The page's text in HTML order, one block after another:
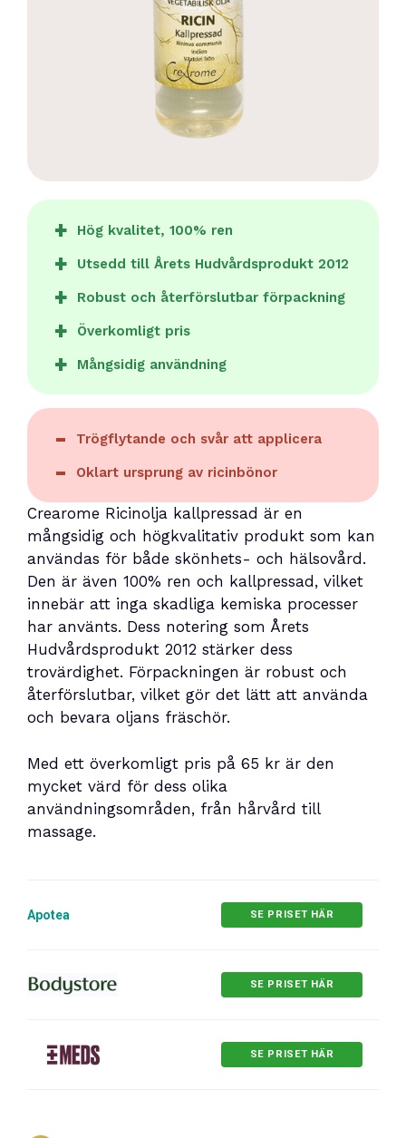
Hög kvalitet, 100% ren
Utsedd till Årets Hudvårdsprodukt 2012
Robust och återförslutbar förpackning
Överkomligt pris
Mångsidig användning
Trögflytande och svår att applicera
Oklart ursprung av ricinbönor
Crearome Ricinolja kallpressad är en
mångsidig och högkvalitativ produkt som kan
användas för både skönhets- och hälsovård.
Den är även 100% ren och kallpressad, vilket
innebär att inga skadliga kemiska processer
har använts. Dess notering som Årets
Hudvårdsprodukt 2012 stärker dess
trovärdighet. Förpackningen är robust och
återförslutbar, vilket gör det lätt att använda
och bevara oljans fräschör.
Med ett överkomligt pris på 65 kr är den
mycket värd för dess olika
användningsområden, från hårvård till
massage.
Apotea SE PRISET HÄR
SE PRISET HÄR
SE PRISET HÄR